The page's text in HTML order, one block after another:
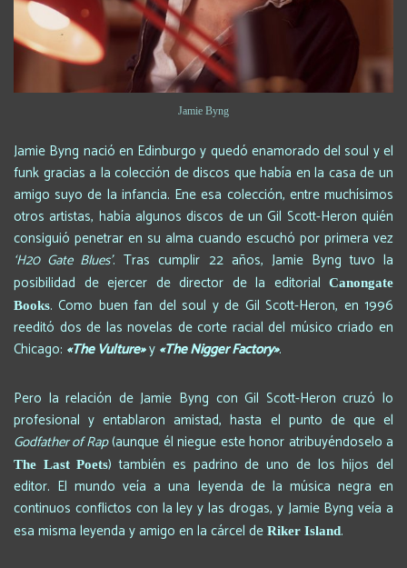
Jamie Byng
Jamie Byng nació en Edinburgo y quedó enamorado del soul y el
funk gracias a la colección de discos que había en la casa de un
amigo suyo de la infancia. Ene esa colección, entre muchísimos
otros artistas, había algunos discos de un Gil Scott-Heron quién
consiguió penetrar en su alma cuando escuchó por primera vez
‘H20 Gate Blues’. Tras cumplir 22 años, Jamie Byng tuvo la
posibilidad de ejercer de director de la editorial
Canongate
Books. Como buen fan del soul y de Gil Scott-Heron, en 1996
reeditó dos de las novelas de corte racial del músico criado en
Chicago: «The Vulture»y «The Nigger Factory».
Pero la relación de Jamie Byng con Gil Scott-Heron cruzó lo
profesional y entablaron amistad, hasta el punto de que el
Godfather of Rap(aunque él niegue este honor atribuyéndoselo a
The Last Poets) también es padrino de uno de los hijos del
editor. El mundo veía a una leyenda de la música negra en
continuos conflictos con la ley y las drogas, y Jamie Byng veía a
esa misma leyenda y amigo en la cárcel de Riker Island.